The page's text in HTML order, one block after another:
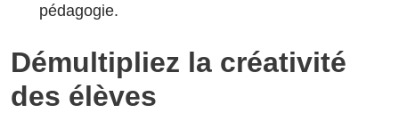
pédagogie.
Démultipliez la créativité
des élèves